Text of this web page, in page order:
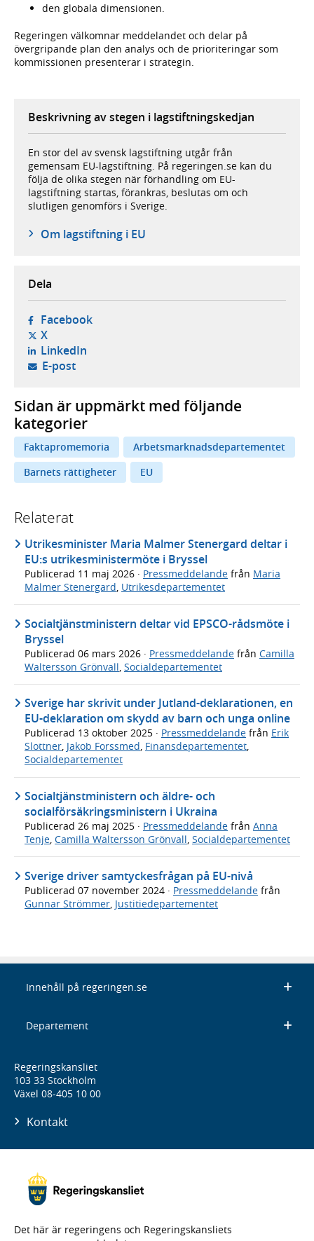
den globala dimensionen.
Regeringen välkomnar meddelandet och delar på
övergripande plan den analys och de prioriteringar som
kommissionen presenterar i strategin.
Beskrivning av stegen i lagstiftningskedjan
En stor del av svensk lagstiftning utgår från
gemensam EU-lagstiftning. På regeringen.se kan du
följa de olika stegen när förhandling om EU-
lagstiftning startas, förankras, beslutas om och
slutligen genomförs i Sverige.
Om lagstiftning i EU
Dela
Facebook- öppnas i ny flik, extern webbplats,
X- öppnas i ny flik, extern webbplats,
LinkedIn- öppnas i ny flik, extern webbplats,
E-post- öppnar din e-postklient,
Sidan är uppmärkt med följande
kategorier
Faktapromemoria
Arbetsmarknadsdepartementet
Barnets rättigheter
EU
Relaterat
Utrikesminister Maria Malmer Stenergard deltar i
EU:s utrikesministermöte i Bryssel
Publicerad 11 maj 2026 · Pressmeddelande från Maria
Malmer Stenergard, Utrikesdepartementet
Socialtjänstministern deltar vid EPSCO-rådsmöte i
Bryssel
Publicerad 06 mars 2026 · Pressmeddelande från Camilla
Waltersson Grönvall Socialdepartementet
Sverige har skrivit under Jutland-deklarationen, en
EU-deklaration om skydd av barn och unga online
Publicerad 13 oktober 2025 · Pressmeddelande från Erik
Slottner, Jakob Forssmed, Finansdepartementet,
Socialdepartementet
Socialtjänstministern och äldre- och
socialförsäkringsministern i Ukraina
Publicerad 26 maj 2025 · Pressmeddelande från Anna
Tenje, Camilla Waltersson Grönvall, Socialdepartementet
Sverige driver samtyckesfrågan på EU-nivå
Publicerad 07 november 2024 · Pressmeddelande från
Gunnar Strömmer Justitiedepartementet
Innehåll på regeringen.se
Departement
Regeringskansliet
103 33 Stockholm
Växel 08-405 10 00
Kontakt
Det här är regeringens och Regeringskansliets